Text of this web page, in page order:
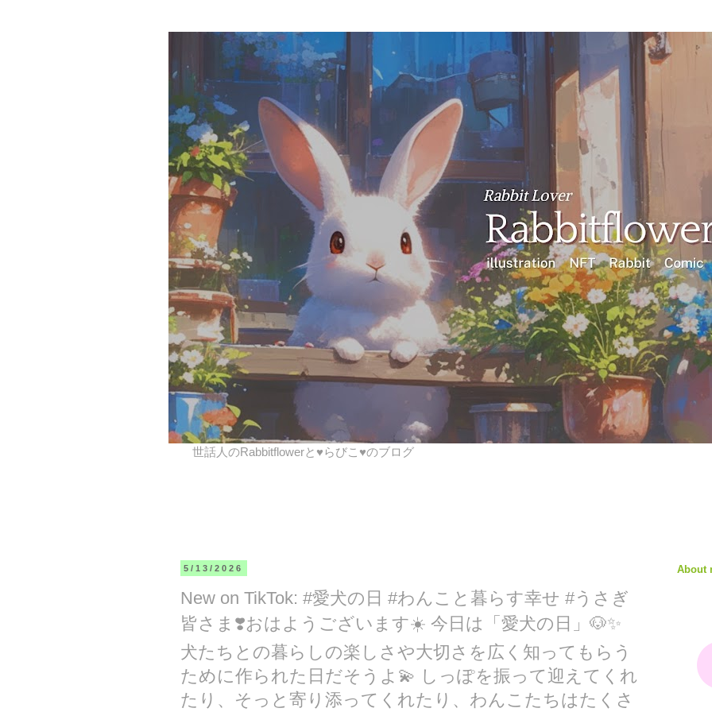
世話人のRabbitflowerと♥らびこ♥のブログ
5/13/2026
New on TikTok: #愛犬の日 #わんこと暮らす幸せ #うさぎ
皆さま❣️おはようございます☀️ 今日は「愛犬の日」🐶✨
犬たちとの暮らしの楽しさや大切さを広く知ってもらう
ために作られた日だそうよ💫 しっぽを振って迎えてくれ
たり、そっと寄り添ってくれたり、わんこたちはたくさ
About